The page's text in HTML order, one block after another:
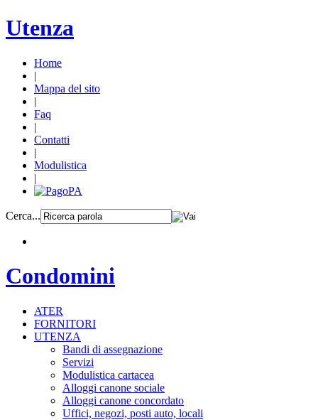
Utenza
Home
|
Mappa del sito
|
Faq
|
Contatti
|
Modulistica
|
Cerca...
Condomini
ATER
FORNITORI
UTENZA
Bandi di assegnazione
Servizi
Modulistica cartacea
Alloggi canone sociale
Alloggi canone concordato
Uffici, negozi, posti auto, locali